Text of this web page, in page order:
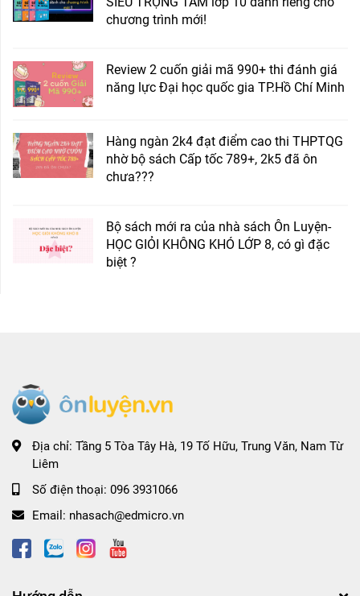
chương trình mới!
Review 2 cuốn giải mã 990+ thi đánh giá
năng lực Đại học quốc gia TP.Hồ Chí Minh
Hàng ngàn 2k4 đạt điểm cao thi THPTQG
nhờ bộ sách Cấp tốc 789+, 2k5 đã ôn
chưa???
Bộ sách mới ra của nhà sách Ôn Luyện-
HỌC GIỎI KHÔNG KHÓ LỚP 8, có gì đặc
biệt ?
Địa chỉ: Tầng 5 Tòa Tây Hà, 19 Tố Hữu, Trung Văn, Nam Từ
Liêm
Số điện thoại: 096 3931066
Email: nhasach@edmicro.vn